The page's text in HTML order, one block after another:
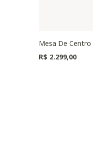
Mesa De
R$ 2.299,00